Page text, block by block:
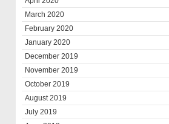
March 2020
February 2020
January 2020
December 2019
November 2019
October 2019
August 2019
July 2019